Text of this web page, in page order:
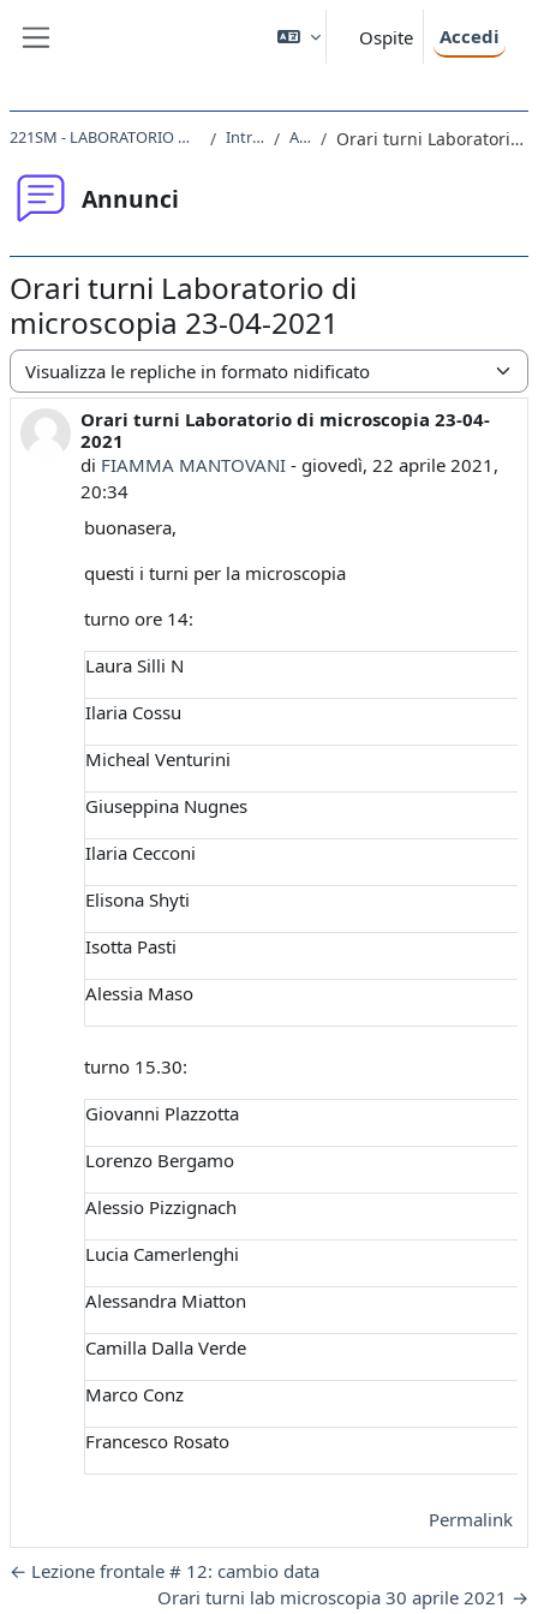
Ospite Accedi
221SM - LABORATORIO DI BIOLOGIA CELLULARE 2020 Introduzione Annunci Orari turni Laboratorio di microscopia 23-04-2021
Annunci
Orari turni Laboratorio di
microscopia 23-04-2021
Modalità visualizzazione
Orari turni Laboratorio di microscopia 23-04-
2021
di FIAMMA MANTOVANI- giovedì, 22 aprile 2021,
20:34
Numero di risposte: 0
buonasera,
questi i turni per la microscopia
turno ore 14:
Laura Silli N
Ilaria Cossu
Micheal Venturini
Giuseppina Nugnes
Ilaria Cecconi
Elisona Shyti
Isotta Pasti
Alessia Maso
turno 15.30:
Giovanni Plazzotta
Lorenzo Bergamo
Alessio Pizzignach
Lucia Camerlenghi
Alessandra Miatton
Camilla Dalla Verde
Marco Conz
Francesco Rosato
Permalink
← Lezione frontale # 12: cambio data
Orari turni lab microscopia 30 aprile 2021 →